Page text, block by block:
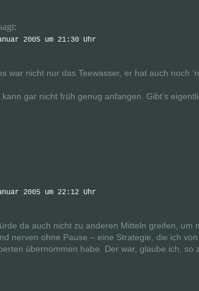
2005 um 21:30 Uhr
war nicht nur das Teewasser, er hat auch noch
gar nicht früh genug anfangen. Gibt’s
2005 um 22:12 Uhr
da auch nicht zu anderen Mitteln greifen, um
nerven ohne Pause – eine Strategie, die ich
übernommen habe. Der war, glaube ich, so